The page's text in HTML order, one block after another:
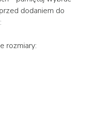
dodaniem do
rozmiary: